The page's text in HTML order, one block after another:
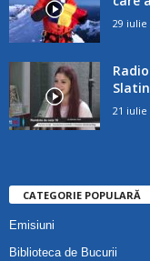
29 iulie
21 iulie
CATEGORIE POPULARĂ
Emisiuni
Biblioteca de Bucurii